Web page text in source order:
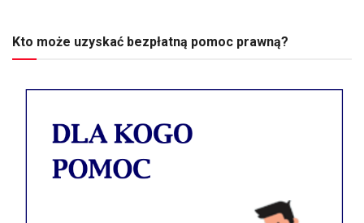
Kto może uzyskać bezpłatną pomoc prawną?